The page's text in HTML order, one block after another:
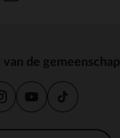
de gemeenschap